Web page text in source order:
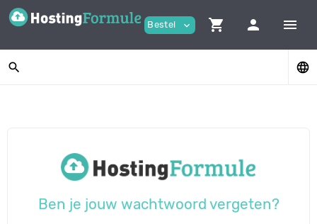
Bestel expand_more shopping_cart person menu
search language
Ben je jouw wachtwoord vergeten?